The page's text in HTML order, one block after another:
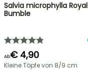
Salvia microphylla Royal
Bumble
Ab€ 4,90
Kleine Töpfe von 8/9 cm